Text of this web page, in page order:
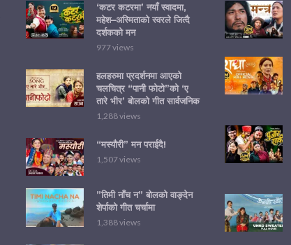
‘कटर कटरमा’ नयाँ स्वादमा,
महेश–अस्मिताको स्वरले जित्दै
दर्शकको मन
977 views
हलहरुमा प्रदर्शनमा आएको
चलचित्र “पानी फोटो”को ‘ए
तारे भीर’ बोलको गीत सार्वजनिक
1,288 views
“मस्यौरी” मन पराईदै!
1,507 views
”तिमी नाँच न” बोलको वाङ्देन
शेर्पाको गीत चर्चामा
1,388 views